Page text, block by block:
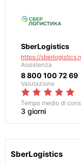
SberLogistics
https://
Assistenza
8 800 100 72 69
Valutazione
Tempo medio di
3 giorni
SberLogistics